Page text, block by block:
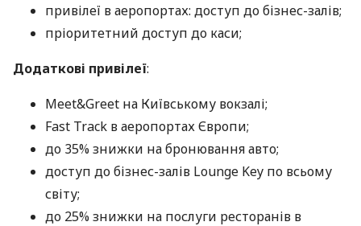
привілеї в аеропортах: доступ до бізнес-залів;
пріоритетний доступ до каси;
Додаткові привілеї:
Meet&Greet на Київському вокзалі;
Fast Track в аеропортах Європи;
до 35% знижки на бронювання авто;
доступ до бізнес-залів Lounge Key по всьому
світу;
до 25% знижки на послуги ресторанів в